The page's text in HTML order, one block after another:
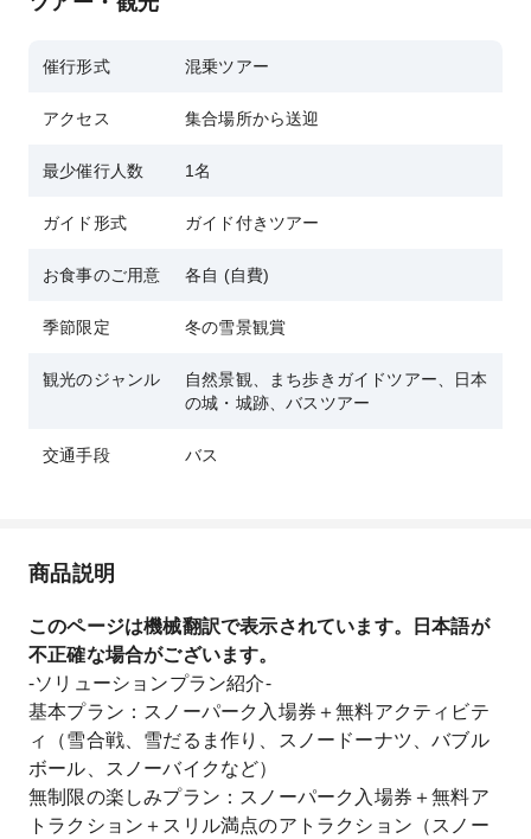
催行形式 混乗ツアー
アクセス 集合場所から送迎
最少催行人数 1名
ガイド形式 ガイド付きツアー
お食事のご用意 各自 (自費)
季節限定 冬の雪景観賞
観光のジャンル
自然景観、まち歩きガイドツアー、日本
の城・城跡、バスツアー
交通手段 バス
商品説明
このページは機械翻訳で表示されています。日本語が
不正確な場合がございます。
-ソリューションプラン紹介-
基本プラン：スノーパーク入場券＋無料アクティビテ
ィ（雪合戦、雪だるま作り、スノードーナツ、バブル
ボール、スノーバイクなど）
無制限の楽しみプラン：スノーパーク入場券＋無料ア
トラクション＋スリル満点のアトラクション（スノー